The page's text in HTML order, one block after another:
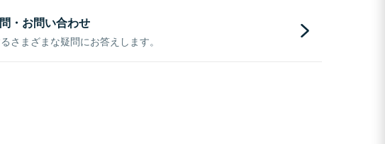
・お問い合わせ
さまざまな疑問にお答えします。